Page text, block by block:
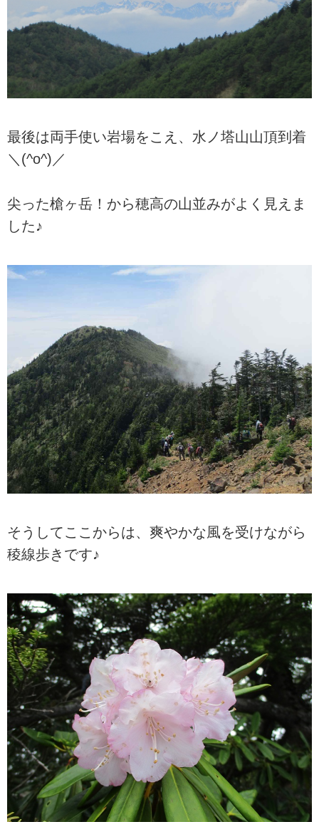
最後は両手使い岩場をこえ、水ノ塔山山頂到着
＼(^o^)／
尖った槍ヶ岳！から穂高の山並みがよく見えま
した♪
そうしてここからは、爽やかな風を受けながら
稜線歩きです♪